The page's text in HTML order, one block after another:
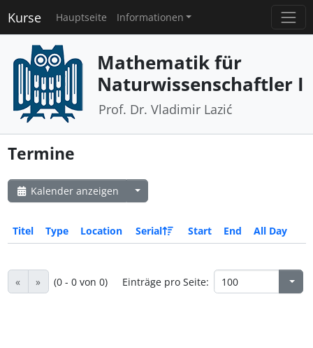
Kurse Hauptseite Informationen
Mathematik für
Naturwissenschaftler I
Prof. Dr. Vladimir Lazić
Termine
Kalender anzeigen
Titel Type Location Serial Start End All Day
« » (0 - 0 von 0) Einträge pro Seite: